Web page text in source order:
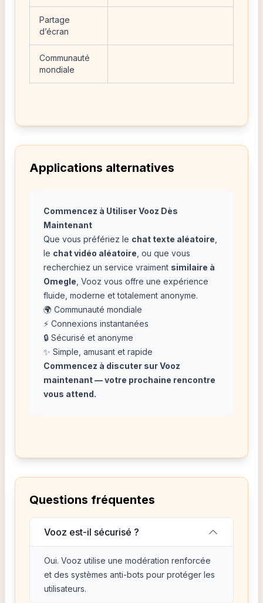
Partage
d’écran
Communauté
mondiale
Applications alternatives
Commencez à Utiliser Vooz Dès
Maintenant
Que vous préfériez le chat texte aléatoire
le chat vidéo aléatoire , ou que vous
recherchiez un service vraiment similaire à
Omegle , Vooz vous offre une expérience
fluide, moderne et totalement anonyme.
🌍 Communauté mondiale
⚡ Connexions instantanées
🔒 Sécurisé et anonyme
✨ Simple, amusant et rapide
Commencez à discuter sur Vooz
maintenant — votre prochaine rencontre
vous attend.
Questions fréquentes
Vooz est-il sécurisé ?
Oui. Vooz utilise une modération renforcée
et des systèmes anti-bots pour protéger les
utilisateurs.